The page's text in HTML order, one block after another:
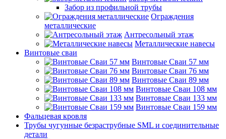
Забор из профильной трубы
Ограждения
металлические
Антресольный этаж
Металлические навесы
Винтовые сваи
Винтовые Сваи 57 мм
Винтовые Сваи 76 мм
Винтовые Сваи 89 мм
Винтовые Сваи 108 мм
Винтовые Сваи 133 мм
Винтовые Сваи 159 мм
Фальцевая кровля
Трубы чугунные безраструбные SML и соединительные
детали